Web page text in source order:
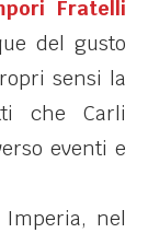
Fratelli
del gusto
sensi la
che Carli
eventi e
Imperia, nel